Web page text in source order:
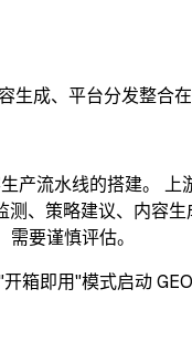
生成、平台分发整合
产流水线的搭建。
测、策略建议、内容
需要谨慎评估。
箱即用"模式启动